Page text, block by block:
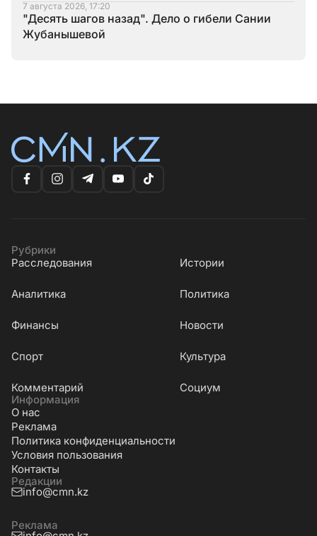
7 августа 2026, 17:20
"Десять шагов назад". Дело о гибели Сании
Жубанышевой
Рубрики
Расследования
Истории
Аналитика Политика
Финансы Новости
Cпорт Культура
Комментарий
Социум
Информация
О нас
Реклама
Политика конфиденциальности
Условия пользования
Контакты
Редакции
info@cmn.kz
Реклама